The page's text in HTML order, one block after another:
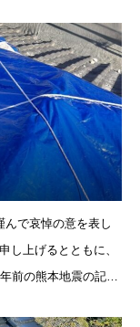
で哀悼の意を表し
し上げるとともに、
前の熊本地震の記憶